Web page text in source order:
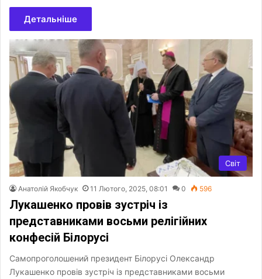
Детальніше
Світ
Анатолій Якобчук 11 Лютого, 2025, 08:01 0 596
Лукашенко провів зустріч із
представниками восьми релігійних
конфесій Білорусі
Самопроголошений президент Білорусі Олександр
Лукашенко провів зустріч із представниками восьми